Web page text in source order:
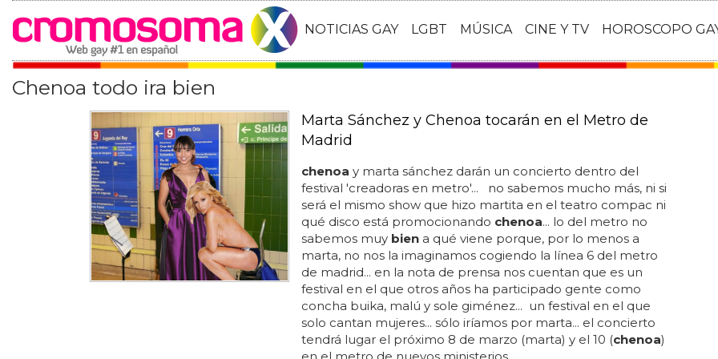
NOTICIAS GAY LGBT MÚSICA CINE Y TV HOROSCOPO
Chenoa todo ira bien
Marta Sánchez y Chenoa tocarán en el Metro de
Madrid
chenoa y marta sánchez darán un concierto dentro del
festival 'creadoras en metro'... no sabemos mucho más, ni si
será el mismo show que hizo martita en el teatro compac ni
qué disco está promocionando chenoa... lo del metro no
sabemos muy biena qué viene porque, por lo menos a
marta, no nos la imaginamos cogiendo la línea 6 del metro
de madrid... en la nota de prensa nos cuentan que es un
festival en el que otros años ha participado gente como
concha buika, malú y sole giménez... un festival en el que
solo cantan mujeres... sólo iríamos por marta... el concierto
tendrá lugar el próximo 8 de marzo (marta) y el 10 (chenoa)